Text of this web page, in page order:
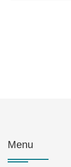
Menu